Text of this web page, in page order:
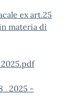
ex art.25
materia di
-